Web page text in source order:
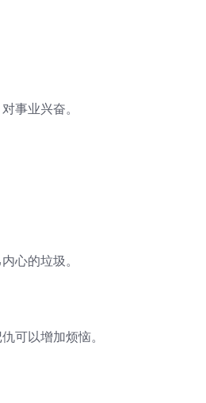
事业兴奋。
心的垃圾。
可以增加烦恼。